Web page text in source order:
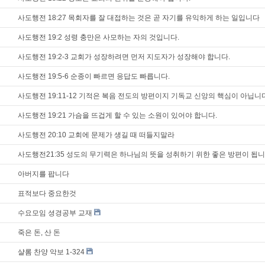
사도행전 18:27 목회자를 잘 대접하는 것은 곧 자기를 유익하게 하는 일입니다
사도행전 19:2 성령 충만은 사모하는 자의 것입니다.
사도행전 19:2-3 교회가 성장하려면 먼저 지도자가 성장해야 합니다.
사도행전 19:5-6 순종이 빠르면 응답도 빠릅니다.
사도행전 19:11-12 기적은 복음 전도의 방편이지 기독교 신앙의 핵심이 아닙니
사도행전 19:21 가슴을 뜨겁게 할 수 있는 소원이 있어야 합니다.
사도행전 20:10 교회에 문제가 생길 때 떠들지말라
사도행전21:35 성도의 무기력은 하나님의 뜻을 성취하기 위한 좋은 방편이 됩
아버지를 팝니다
표적보다 중요한것
수요모임 셩경공부 교재
죽은 돈, 산 돈
샬롬 찬양 악보 1-324